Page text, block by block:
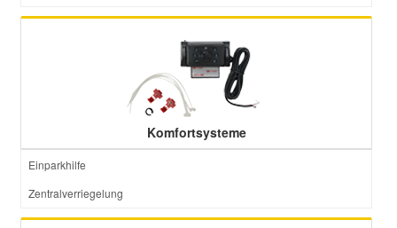
Komfortsysteme
Einparkhilfe
Zentralverriegelung